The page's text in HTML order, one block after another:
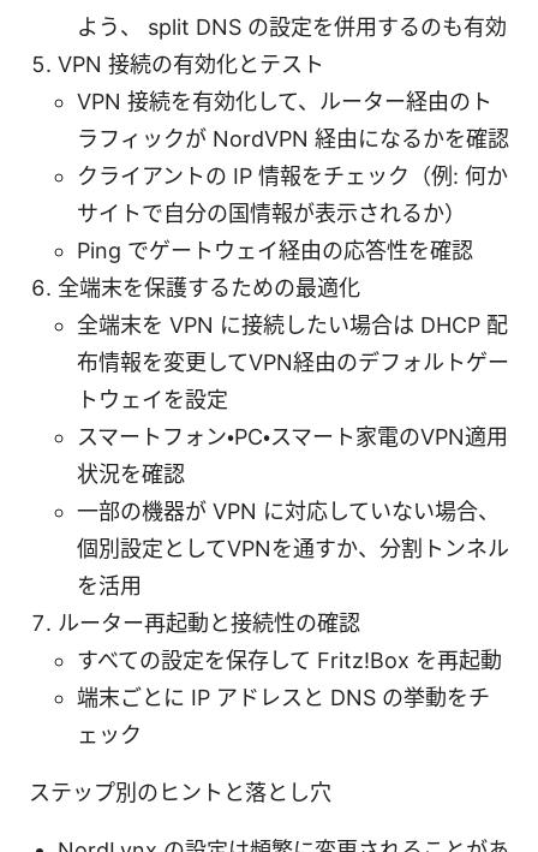
よう、 split DNS の設定を併用するのも有効
VPN 接続の有効化とテスト
VPN 接続を有効化して、ルーター経由のト
ラフィックが NordVPN 経由になるかを確認
クライアントの IP 情報をチェック（例: 何か
サイトで自分の国情報が表示されるか）
Ping でゲートウェイ経由の応答性を確認
全端末を保護するための最適化
全端末を VPN に接続したい場合は DHCP 配
布情報を変更してVPN経由のデフォルトゲー
トウェイを設定
スマートフォン・PC・スマート家電のVPN適用
状況を確認
一部の機器が VPN に対応していない場合、
個別設定としてVPNを通すか、分割トンネル
を活用
ルーター再起動と接続性の確認
すべての設定を保存して Fritz!Box を再起動
端末ごとに IP アドレスと DNS の挙動をチ
ェック
ステップ別のヒントと落とし穴